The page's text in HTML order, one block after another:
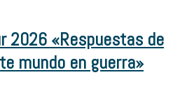
2026 «Respuestas de
mundo en guerra»